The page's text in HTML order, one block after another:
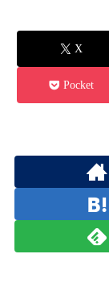
X
Pocket